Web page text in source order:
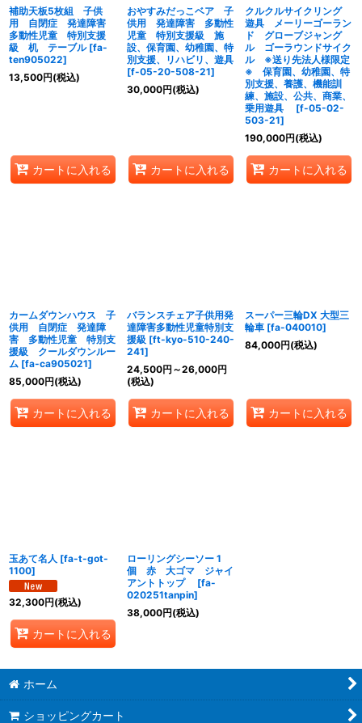
補助天板5枚組 子供
用 自閉症 発達障害
多動性児童 特別支援
級 机 テーブル [fa-
ten905022]
13,500円(税込)
カートに入れる
おやすみだっこベア 子
供用 発達障害 多動性
児童 特別支援級 施
設、保育園、幼稚園、特
別支援、リハビリ、遊具
[f-05-20-508-21]
30,000円(税込)
カートに入れる
クルクルサイクリング
遊具 メーリーゴーラン
ド グローブジャング
ル ゴーラウンドサイク
ル ※送り先法人様限定
※ 保育園、幼稚園、特
別支援、養護、機能訓
練、施設、公共、商業、
乗用遊具
[f-05-02-
503-21]
190,000円(税込)
カートに入れる
カームダウンハウス 子
供用 自閉症 発達障
害 多動性児童 特別支
援級 クールダウンルー
ム [fa-ca905021]
85,000円(税込)
カートに入れる
バランスチェア子供用発
達障害多動性児童特別支
援級 [ft-kyo-510-240-
241]
24,500円 ～26,000円
(税込)
カートに入れる
スーパー三輪DX 大型三
輪車 [fa-040010]
84,000円(税込)
カートに入れる
玉あて名人 [fa-t-got-
1100]
32,300円(税込)
カートに入れる
ローリングシーソー 1
個 赤 大ゴマ ジャイ
アントトップ
[fa-
020251tanpin]
38,000円(税込)
ホーム
ショッピングカート